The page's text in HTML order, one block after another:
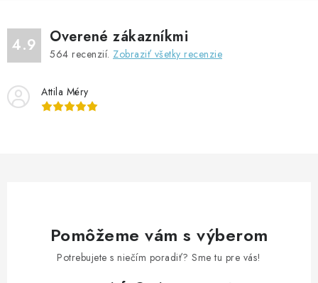
4.9 Overené zákazníkmi
564 recenzií. Zobraziť všetky recenzie
Attila Méry
Pomôžeme vám s výberom
Potrebujete s niečím poradiť? Sme tu pre vás!